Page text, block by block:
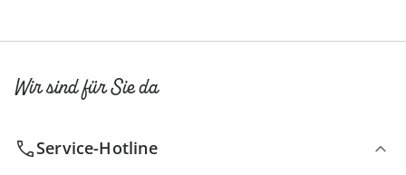
Wir sind für Sie da
Service-Hotline